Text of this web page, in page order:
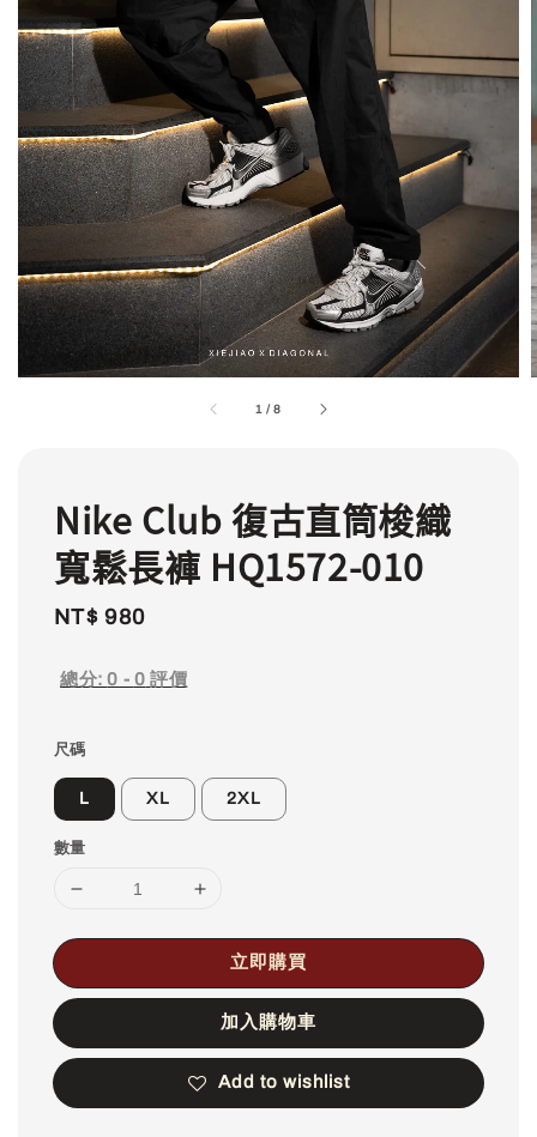
1 /8
Nike Club 復古直筒梭織
寬鬆長褲 HQ1572-010
Regular
NT$ 980
總分:0 - 0 評價
尺碼
L XL 2XL
數量
立即購買
加入購物車
Add to wishlist